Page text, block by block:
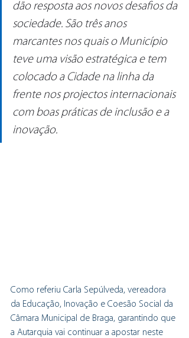
dão resposta aos novos desafios da
sociedade. São três anos
marcantes nos quais o Município
teve uma visão estratégica e tem
colocado a Cidade na linha da
frente nos projectos internacionais
com boas práticas de inclusão e a
inovação.
Como referiu Carla Sepúlveda, vereadora
da Educação, Inovação e Coesão Social da
Câmara Municipal de Braga, garantindo que
a Autarquia vai continuar a apostar neste